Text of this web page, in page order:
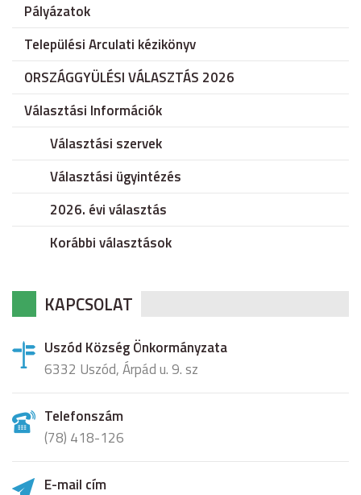
Pályázatok
Települési Arculati kézikönyv
ORSZÁGGYÜLÉSI VÁLASZTÁS 2026
Választási Információk
Választási szervek
Választási ügyintézés
2026. évi választás
Korábbi választások
KAPCSOLAT
Uszód Község Önkormányzata
6332 Uszód, Árpád u. 9. sz
Telefonszám
(78) 418-126
E-mail cím